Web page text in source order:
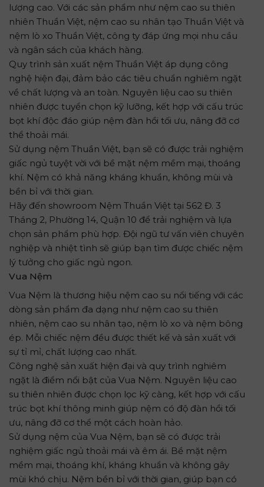
lượng cao. Với các sản phẩm như nệm cao su thiên
nhiên Thuần Việt, nệm cao su nhân tạo Thuần Việt và
nệm lò xo Thuần Việt, công ty đáp ứng mọi nhu cầu
và ngân sách của khách hàng.
Quy trình sản xuất nệm Thuần Việt áp dụng công
nghệ hiện đại, đảm bảo các tiêu chuẩn nghiêm ngặt
về chất lượng và an toàn. Nguyên liệu cao su thiên
nhiên được tuyển chọn kỹ lưỡng, kết hợp với cấu trúc
bọt khí độc đáo giúp nệm đàn hồi tối ưu, nâng đỡ cơ
thể thoải mái.
Sử dụng nệm Thuần Việt, bạn sẽ có được trải nghiệm
giấc ngủ tuyệt vời với bề mặt nệm mềm mại, thoáng
khí. Nệm có khả năng kháng khuẩn, không mùi và
bền bỉ với thời gian.
Hãy đến showroom Nệm Thuần Việt tại 562 Đ. 3
Tháng 2, Phường 14, Quận 10 để trải nghiệm và lựa
chọn sản phẩm phù hợp. Đội ngũ tư vấn viên chuyên
nghiệp và nhiệt tình sẽ giúp bạn tìm được chiếc nệm
lý tưởng cho giấc ngủ ngon.
Vua Nệm
Vua Nệm là thương hiệu nệm cao su nổi tiếng với các
dòng sản phẩm đa dạng như nệm cao su thiên
nhiên, nệm cao su nhân tạo, nệm lò xo và nệm bông
ép. Mỗi chiếc nệm đều được thiết kế và sản xuất với
sự tỉ mỉ, chất lượng cao nhất.
Công nghệ sản xuất hiện đại và quy trình nghiêm
ngặt là điểm nổi bật của Vua Nệm. Nguyên liệu cao
su thiên nhiên được chọn lọc kỹ càng, kết hợp với cấu
trúc bọt khí thông minh giúp nệm có độ đàn hồi tối
ưu, nâng đỡ cơ thể một cách hoàn hảo.
Sử dụng nệm của Vua Nệm, bạn sẽ có được trải
nghiệm giấc ngủ thoải mái và êm ái. Bề mặt nệm
mềm mại, thoáng khí, kháng khuẩn và không gây
mùi khó chịu. Nệm bền bỉ với thời gian, giúp bạn có